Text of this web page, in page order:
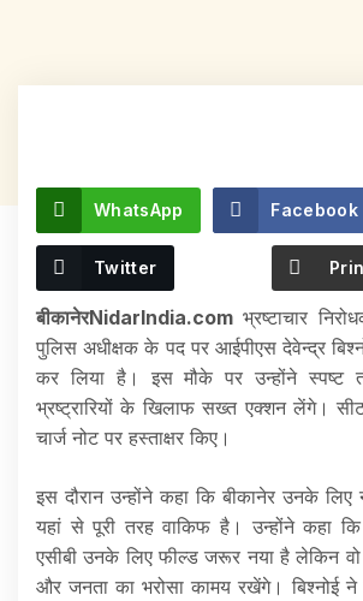
WhatsApp Facebook
Twitter
बीकानेरNidarIndia.comभ्रष्टाचार
पुलिस अधीक्षक के पद पर आईपीएस देवेन्द्र
कर लिया है। इस मौके पर उन्होंने स्पष्ट
भ्रष्ट्रारियों के खिलाफ सख्त एक्शन लेंगे।
चार्ज नोट पर हस्ताक्षर किए।
इस दौरान उन्होंने कहा कि बीकानेर उनके
यहां से पूरी तरह वाकिफ है। उन्होंने कहा
एसीबी उनके लिए फील्ड जरूर नया है लेकिन
और जनता का भरोसा कामय रखेंगे। बिश्नोई